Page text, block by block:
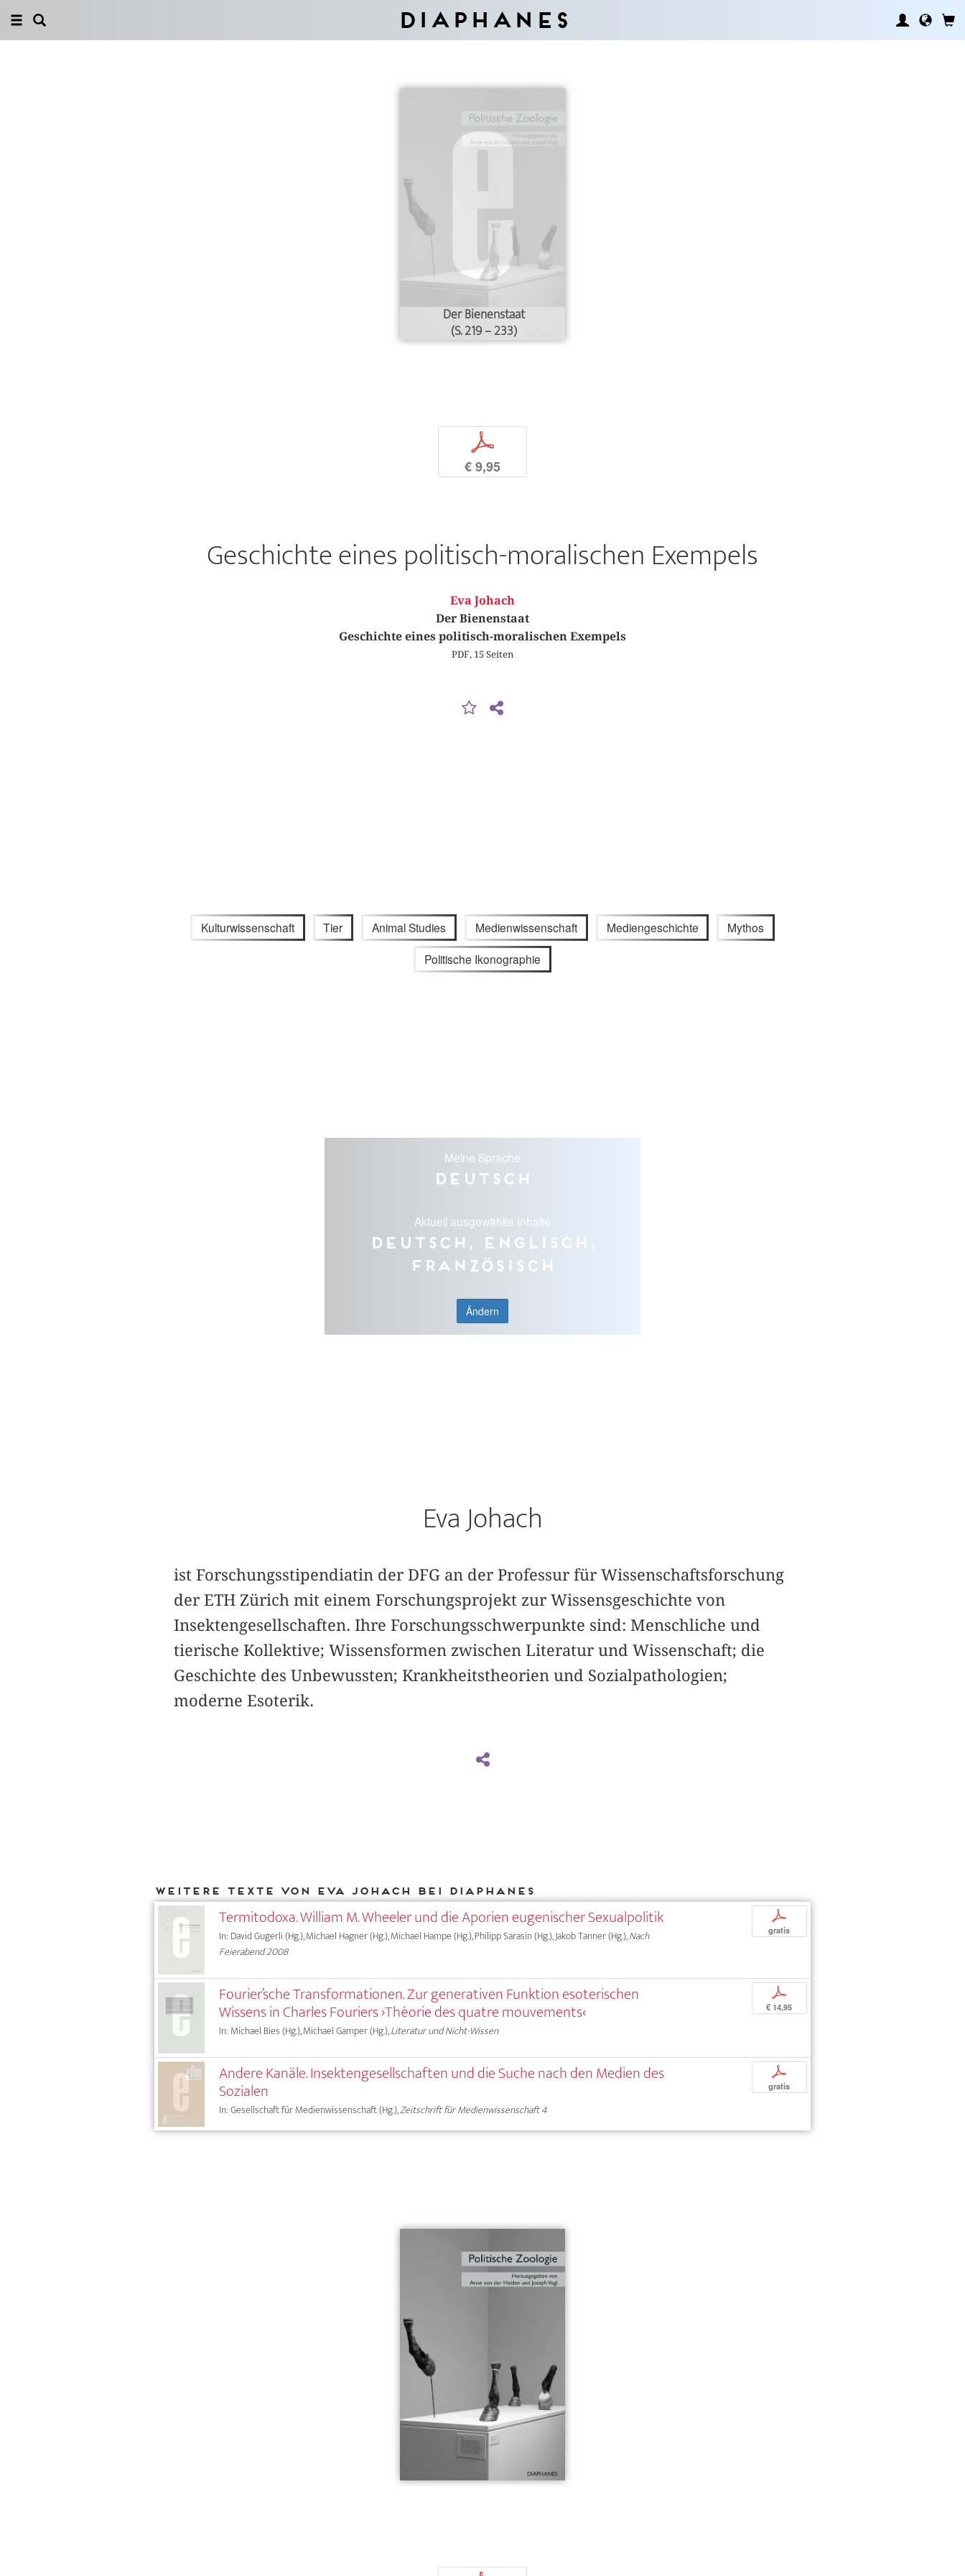
Diaphanes
Der Bienenstaat
(S. 219 – 233)
p
€ 9,95
Geschichte eines politisch-moralischen Exempels
Eva Johach
Der Bienenstaat
Geschichte eines politisch-moralischen Exempels
PDF, 15 Seiten
Kulturwissenschaft Tier Animal Studies Medienwissenschaft Mediengeschichte Mythos
Politische Ikonographie
Meine Sprache
Deutsch
Aktuell ausgewählte Inhalte
Deutsch, Englisch,
Französisch
Ändern
Eva Johach
ist Forschungsstipendiatin der DFG an der Professur für Wissenschaftsforschung
der ETH Zürich mit einem Forschungsprojekt zur Wissensgeschichte von
Insektengesellschaften. Ihre Forschungsschwerpunkte sind: Menschliche und
tierische Kollektive; Wissensformen zwischen Literatur und Wissenschaft; die
Geschichte des Unbewussten; Krankheitstheorien und Sozialpathologien;
moderne Esoterik.
Weitere Texte von Eva Johach bei DIAPHANES
Termitodoxa. William M. Wheeler und die Aporien eugenischer Sexualpolitik
In: David Gugerli (Hg.), Michael Hagner (Hg.), Michael Hampe (Hg.), Philipp Sarasin (Hg.), Jakob Tanner (Hg.),Nach
Feierabend 2008
p
gratis
Fourier’sche Transformationen. Zur generativen Funktion esoterischen
Wissens in Charles Fouriers ›Théorie des quatre mouvements‹
In: Michael Bies (Hg.), Michael Gamper (Hg.),Literatur und Nicht-Wissen
p
€ 14,95
Andere Kanäle. Insektengesellschaften und die Suche nach den Medien des
Sozialen
In: Gesellschaft für Medienwissenschaft (Hg.),Zeitschrift für Medienwissenschaft 4
p
gratis